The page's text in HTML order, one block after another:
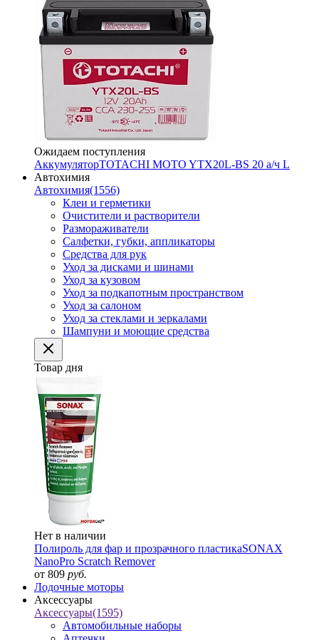
Ожидаем поступления
АккумуляторTOTACHI MOTO YTX20L-BS 20 а/ч L
Автохимия
Автохимия(1556)
Клеи и герметики
Очистители и растворители
Размораживатели
Салфетки, губки, аппликаторы
Средства для рук
Уход за дисками и шинами
Уход за кузовом
Уход за подкапотным пространством
Уход за салоном
Уход за стеклами и зеркалами
Шампуни и моющие средства
Товар дня
Нет в наличии
Полироль для фар и прозрачного пластикаSONAX
NanoPro Scratch Remover
от 809 руб.
Лодочные моторы
Аксессуары
Аксессуары(1595)
Автомобильные наборы